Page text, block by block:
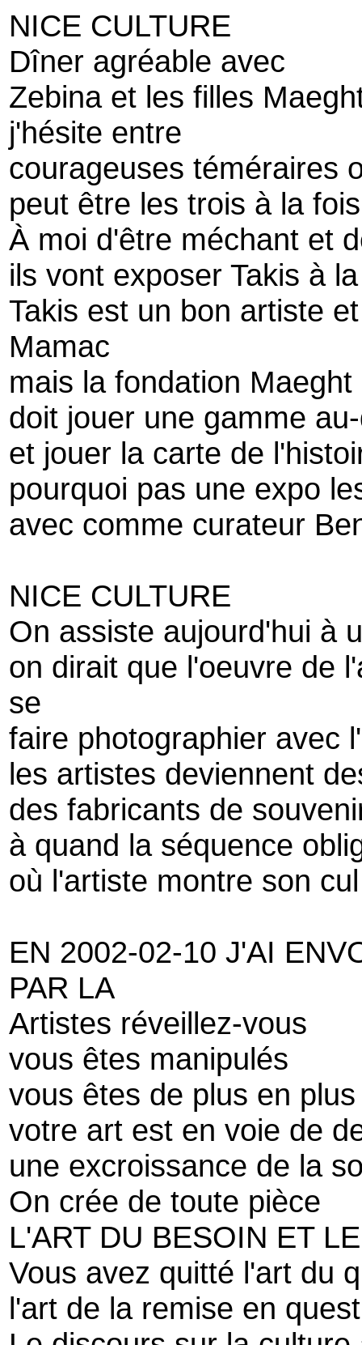
NICE CULTURE
Dîner agréable avec
Zebina et les filles
j'hésite entre
courageuses téméraires
peut être les trois à la fois
À moi d'être méchant et
ils vont exposer Takis à
Takis est un bon artiste
Mamac
mais la fondation Maeght
doit jouer une gamme
et jouer la carte de
pourquoi pas une expo
avec comme curateur
NICE CULTURE
On assiste aujourd'hui à
on dirait que l'oeuvre de
se
faire photographier avec
les artistes deviennent
des fabricants de
à quand la séquence
où l'artiste montre son
EN 2002-02-10 J'AI
PAR LA
Artistes réveillez-vous
vous êtes manipulés
vous êtes de plus en
votre art est en voie de
une excroissance de la
On crée de toute pièce
L'ART DU BESOIN ET
Vous avez quitté l'art du
l'art de la remise en